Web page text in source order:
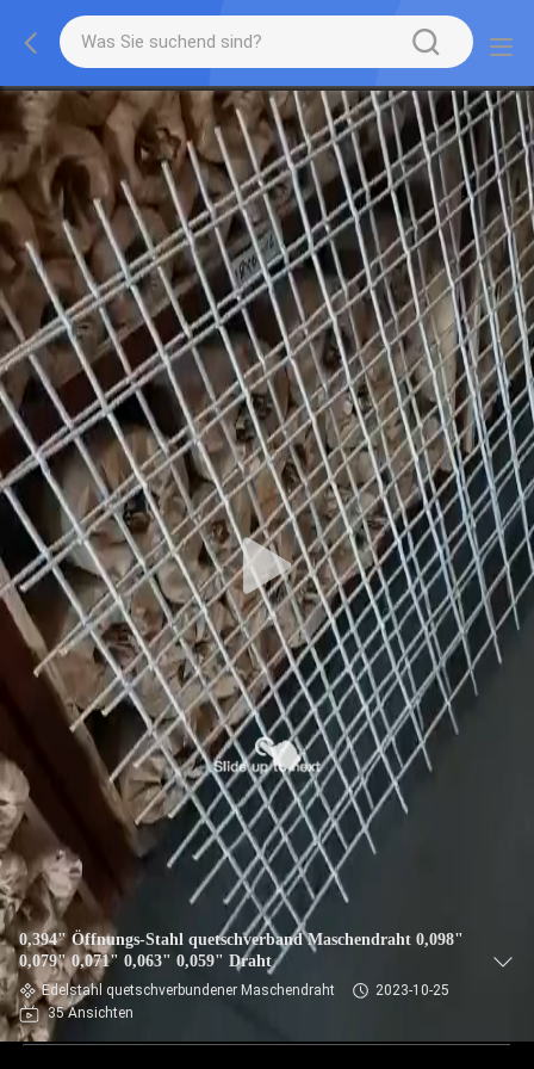
0,394" Öffnungs-Stahl quetschverband Maschendraht 0,098"
0,079" 0,071" 0,063" 0,059" Draht
Edelstahl quetschverbundener Maschendraht
2023-10-25
35 Ansichten